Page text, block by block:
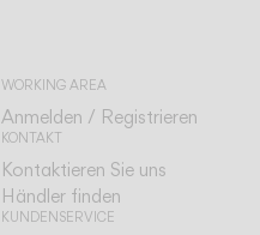
WORKING AREA
Anmelden / Registrieren
KONTAKT
Kontaktieren Sie uns
Händler finden
KUNDENSERVICE